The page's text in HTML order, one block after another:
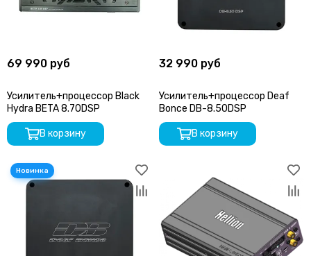
69 990 руб
Усилитель+процессор Black
Hydra BETA 8.70DSP
В корзину
32 990 руб
Усилитель+процессор Deaf
Bonce DB-8.50DSP
В корзину